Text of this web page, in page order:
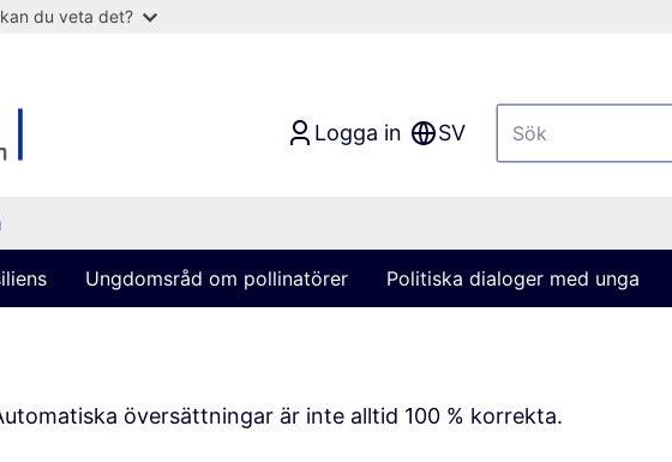
du veta det?
Logga in SV
Ungdomsråd om pollinatörer Politiska dialoger med unga
översättningar är inte alltid 100 % korrekta.